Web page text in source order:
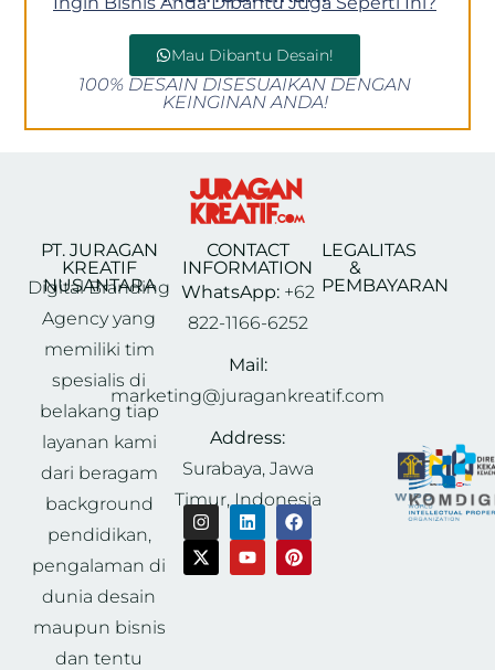
Mau Dibantu Desain!
100% DESAIN DISESUAIKAN DENGAN
KEINGINAN ANDA!
PT. JURAGAN
KREATIF
NUSANTARA
Digital Branding
Agency yang
memiliki tim
spesialis di
belakang tiap
layanan kami
dari beragam
background
pendidikan,
pengalaman di
dunia desain
maupun bisnis
dan tentu
CONTACT
INFORMATION
WhatsApp:+62
822-1166-6252
Mail:
marketing@juragankreatif.com
Address:
Surabaya, Jawa
Timur, Indonesia
LEGALITAS
&
PEMBAYARAN